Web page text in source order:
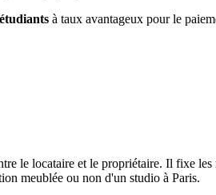
à taux avantageux pour le
le locataire et le propriétaire. Il fixe
meublée ou non d'un studio à Paris.